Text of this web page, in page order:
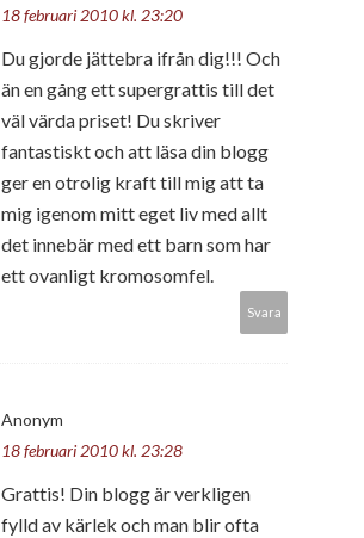
18 februari 2010 kl. 23:20
Du gjorde jättebra ifrån dig!!! Och
än en gång ett supergrattis till det
väl värda priset! Du skriver
fantastiskt och att läsa din blogg
ger en otrolig kraft till mig att ta
mig igenom mitt eget liv med allt
det innebär med ett barn som har
ett ovanligt kromosomfel.
Svara
Anonym
18 februari 2010 kl. 23:28
Grattis! Din blogg är verkligen
fylld av kärlek och man blir ofta